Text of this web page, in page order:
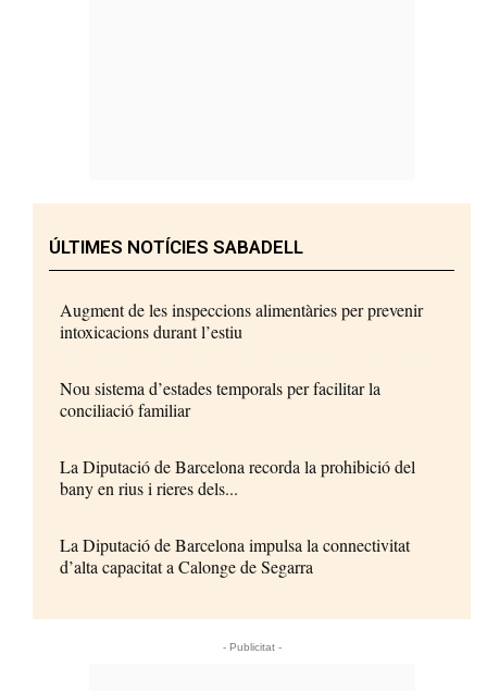
ÚLTIMES NOTÍCIES SABADELL
Augment de les inspeccions alimentàries per prevenir
intoxicacions durant l’estiu
Nou sistema d’estades temporals per facilitar la
conciliació familiar
La Diputació de Barcelona recorda la prohibició del
bany en rius i rieres dels...
La Diputació de Barcelona impulsa la connectivitat
d’alta capacitat a Calonge de Segarra
- Publicitat -